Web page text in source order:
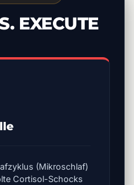
EXECUTE
(Mikroschlaf)
Cortisol-Schocks